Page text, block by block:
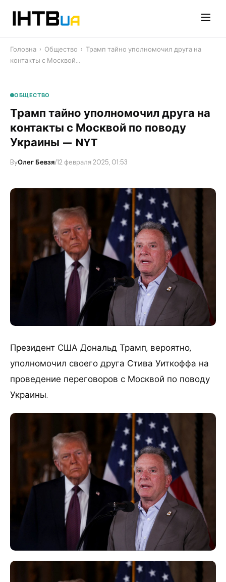
Головна › Общество › ​Трамп тайно уполномочил друга на
контакты с Москвой…
ОБЩЕСТВО
​Трамп тайно уполномочил друга на
контакты с Москвой по поводу
Украины — NYT
ByОлег Бевзя/12 февраля 2025, 01:53
Президент США Дональд Трамп, вероятно,
уполномочил своего друга Стива Уиткоффа на
проведение переговоров с Москвой по поводу
Украины.